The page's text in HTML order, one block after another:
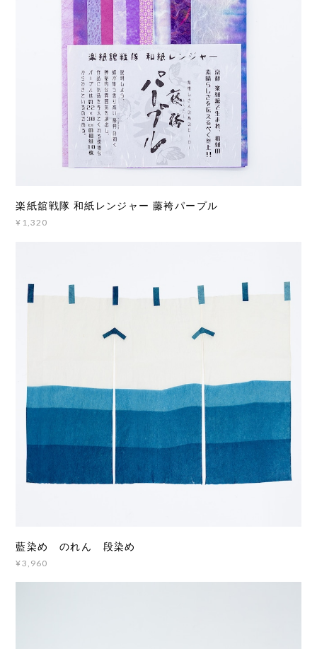
楽紙舘戦隊 和紙レンジャー 藤袴パープル
¥1,320
藍染め のれん 段染め
¥3,960